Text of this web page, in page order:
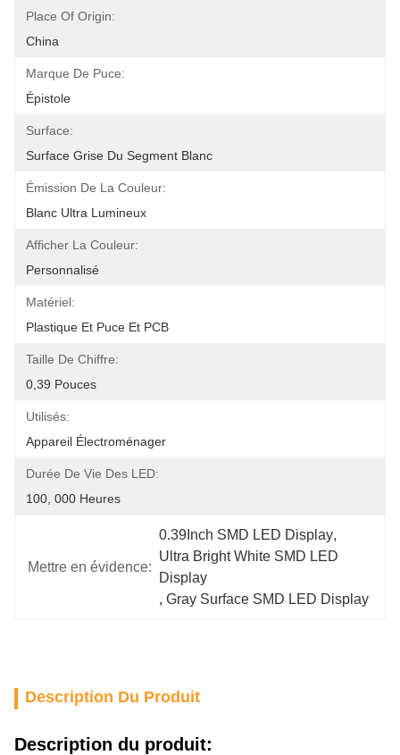
Place Of Origin:
China
Marque De Puce:
Épistole
Surface:
Surface Grise Du Segment Blanc
Émission De La Couleur:
Blanc Ultra Lumineux
Afficher La Couleur:
Personnalisé
Matériel:
Plastique Et Puce Et PCB
Taille De Chiffre:
0,39 Pouces
Utilisés:
Appareil Électroménager
Durée De Vie Des LED:
100, 000 Heures
Mettre en évidence:
0.39Inch SMD LED Display,
Ultra Bright White SMD LED
Display
, Gray Surface SMD LED Display
Description Du Produit
Description du produit: